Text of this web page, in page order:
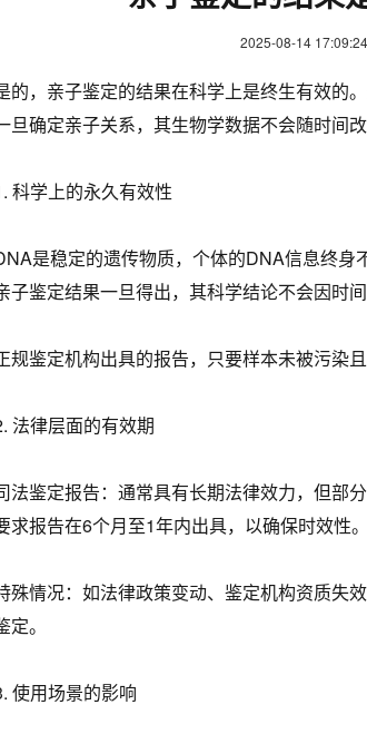
2025-08-14 17:09:24
的，亲子鉴定的结果在科学上是终生有效的
旦确定亲子关系，其生物学数据不会随时间
科学上的永久有效性
是稳定的遗传物质，个体的DNA信息终身
子鉴定结果一旦得出，其科学结论不会因时间
规鉴定机构出具的报告，只要样本未被污染
法律层面的有效期
法鉴定报告：通常具有长期法律效力，但部
求报告在6个月至1年内出具，以确保时效性。
殊情况：如法律政策变动、鉴定机构资质失
定。
使用场景的影响